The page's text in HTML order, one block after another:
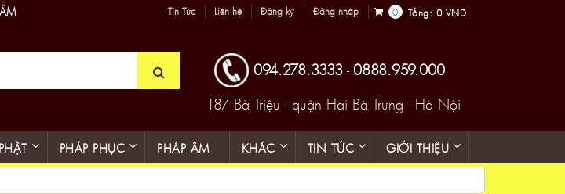
Tin Tức Liên hệ Đăng ký Đăng nhập 0 Tổng: 0 VND
094.278.3333- 0888.959.000
187 Bà Triệu - quận Hai Bà Trưng - Hà Nội
PHÁP PHỤC PHÁP ÂM KHÁC TIN TỨC GIỚI THIỆU